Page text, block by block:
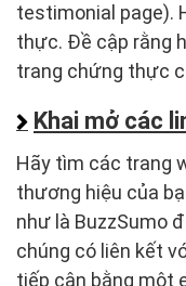
testimonial page).
thực. Đề cập rằng
trang chứng thực
Khai mở các
Hãy tìm các trang
thương hiệu của
như là BuzzSumo
chúng có liên kết
tiếp cận bằng một